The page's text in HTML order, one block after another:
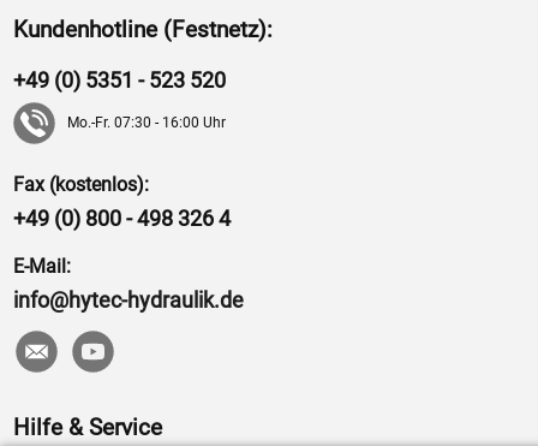
Kundenhotline (Festnetz):
+49 (0) 5351 - 523 520
Mo.-Fr. 07:30 - 16:00 Uhr
Fax (kostenlos):
+49 (0) 800 - 498 326 4
E-Mail:
info@hytec-hydraulik.de
Hilfe & Service